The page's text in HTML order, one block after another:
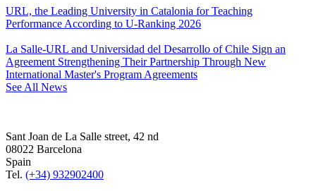
URL, the Leading University in Catalonia for Teaching
Performance According to U-Ranking 2026
La Salle-URL and Universidad del Desarrollo of Chile Sign an
Agreement Strengthening Their Partnership Through New
International Master's Program Agreements
See All News
Sant Joan de La Salle street, 42 nd
08022 Barcelona
Spain
Tel. (+34) 932902400